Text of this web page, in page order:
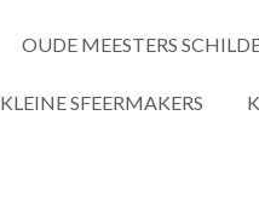
OUDE MEESTERS
KLEINE SFEERMAKERS